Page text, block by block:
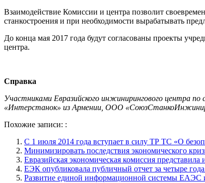
Взаимодействие Комиссии и центра позволит
станкостроения и при необходимости вырабатывать
До конца мая 2017 года будут согласованы проекты
центра.
Справка
Участниками Евразийского инжинирингового центра
«Интерстанок» из Армении, ООО
Похожие записи: :
С 1 июля 2014 года вступает в силу ТР ТС «О
Минимизировать последствия экономического
Евразийская экономическая комиссия
ЕЭК опубликовала публичный отчет за четыре года
Развитие единой информационной системы ЕАЭС